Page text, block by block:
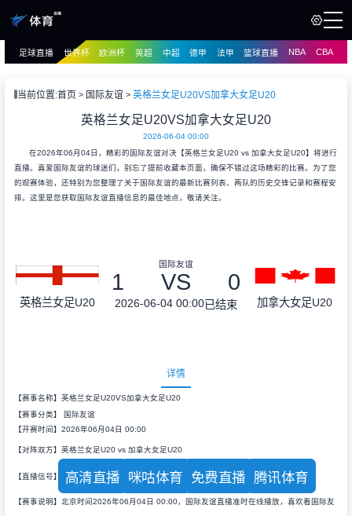
播
足球直播 世界杯 欧洲杯 英超 中超 德甲 法甲 篮球直播 NBA CBA
当前位置:首页 国际友谊 英格兰女足U20VS加拿大女足U20
英格兰女足U20VS加拿大女足U20
2026-06-04 00:00
在2026年06月04日，精彩的国际友谊对决【英格兰女足U20 vs 加拿大女足U20】将进行
直播。喜爱国际友谊的球迷们，别忘了提前收藏本页面，确保不错过这场精彩的比赛。为了您
的观赛体验，还特别为您整理了关于国际友谊的最新比赛列表、两队的历史交锋记录和赛程安
排。这里是您获取国际友谊直播信息的最佳地点，敬请关注。
英格兰女足U20
国际友谊
1 VS 0
2026-06-04 00:00已结束 加拿大女足U20
详情
【赛事名称】英格兰女足U20VS加拿大女足U20
【赛事分类】 国际友谊
【开赛时间】2026年06月04日 00:00
【对阵双方】英格兰女足U20 vs 加拿大女足U20
【直播信号】 高清直播 咪咕体育 免费直播 腾讯体育
【赛事说明】北京时间2026年06月04日 00:00，国际友谊直播准时在线播放，喜欢看国际友